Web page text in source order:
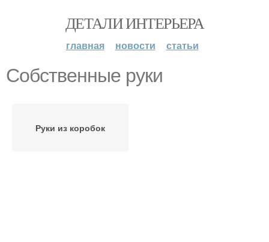
ДЕТАЛИ ИНТЕРЬЕРА
главная новости статьи
Собственные руки
Руки из коробок